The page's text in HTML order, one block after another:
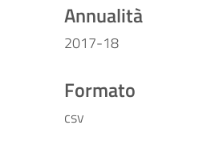
Annualità
2017-18
Formato
csv